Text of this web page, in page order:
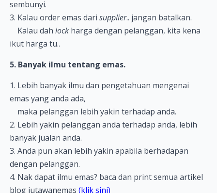
sembunyi.
3. Kalau order emas dari supplier.. jangan batalkan.
Kalau dah lock harga dengan pelanggan, kita kena
ikut harga tu..
5. Banyak ilmu tentang emas.
1. Lebih banyak ilmu dan pengetahuan mengenai
emas yang anda ada,
maka pelanggan lebih yakin terhadap anda.
2. Lebih yakin pelanggan anda terhadap anda, lebih
banyak jualan anda.
3. Anda pun akan lebih yakin apabila berhadapan
dengan pelanggan.
4. Nak dapat ilmu emas? baca dan print semua artikel
blog jutawanemas (klik sini)